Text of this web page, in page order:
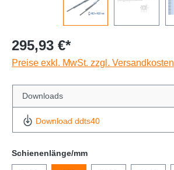
295,93 €*
Preise exkl. MwSt. zzgl. Versandkosten
Downloads
Download ddts40
Schienenlänge/mm